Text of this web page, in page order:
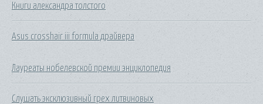
Книги александра толстого
Asus crosshair iii formula драйвера
Лауреаты нобелевской премии энциклопедия
Слушать эксклюзивный грех литвиновых